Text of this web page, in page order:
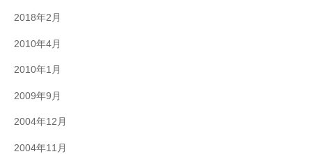
2018年2月
2010年4月
2010年1月
2009年9月
2004年12月
2004年11月